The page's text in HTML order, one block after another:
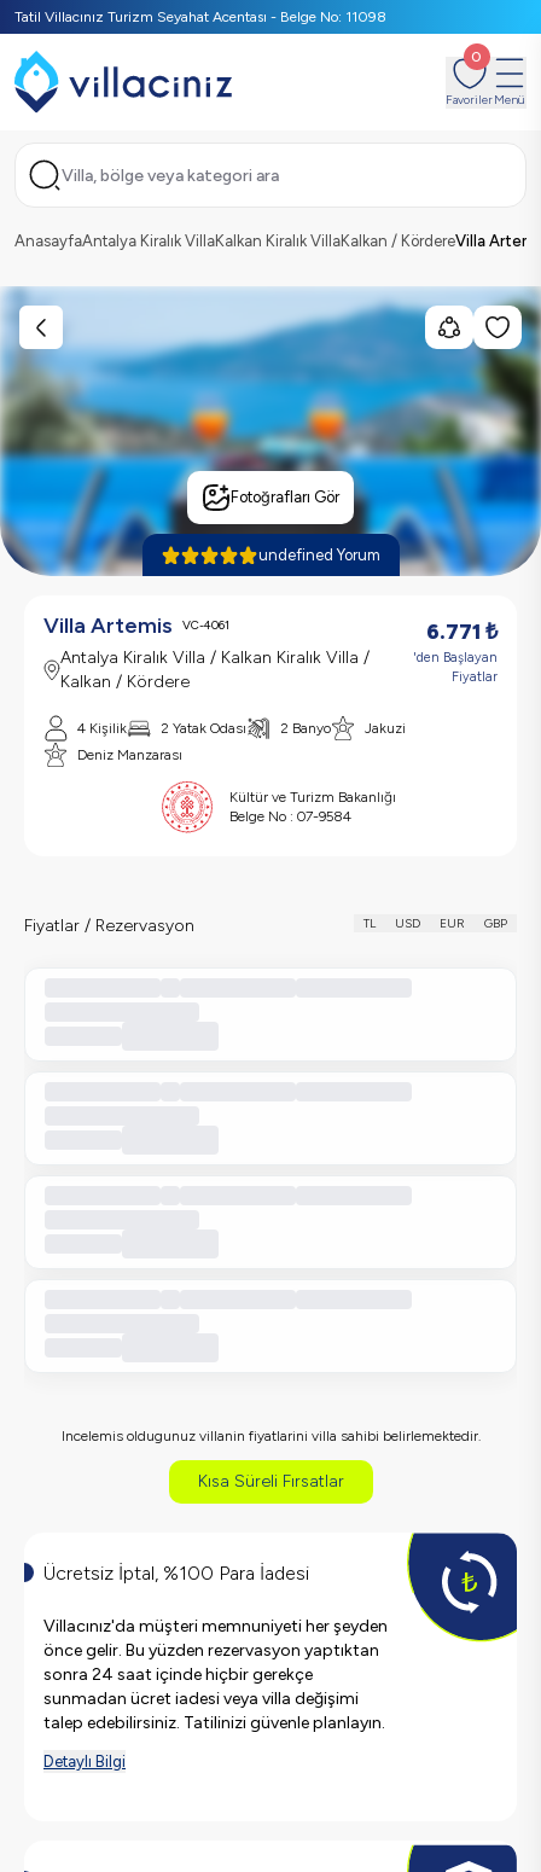
Tatil Villacınız Turizm Seyahat Acentası - Belge No: 11098
0
FavorilerMenü
Villa, bölge veya kategori ara
AnasayfaAntalya Kiralık VillaKalkan Kiralık VillaKalkan / KördereVilla
Fotoğrafları Gör
undefined Yorum
Villa Artemis VC-4061
Antalya Kiralık Villa / Kalkan Kiralık Villa /
Kalkan / Kördere
6.771 ₺
'den Başlayan
Fiyatlar
4 Kişilik 2 Yatak Odası 2 Banyo
Jakuzi
Deniz Manzarası
Kültür ve Turizm Bakanlığı
Belge No : 07-9584
Fiyatlar / Rezervasyon TL USD EUR GBP
Incelemis oldugunuz villanin fiyatlarini villa sahibi belirlemektedir.
Kısa Süreli Fırsatlar
Ücretsiz İptal, %100 Para İadesi
Villacınız'da müşteri memnuniyeti her şeyden
önce gelir. Bu yüzden rezervasyon yaptıktan
sonra 24 saat içinde hiçbir gerekçe
sunmadan ücret iadesi veya villa değişimi
talep edebilirsiniz. Tatilinizi güvenle planlayın.
Detaylı Bilgi